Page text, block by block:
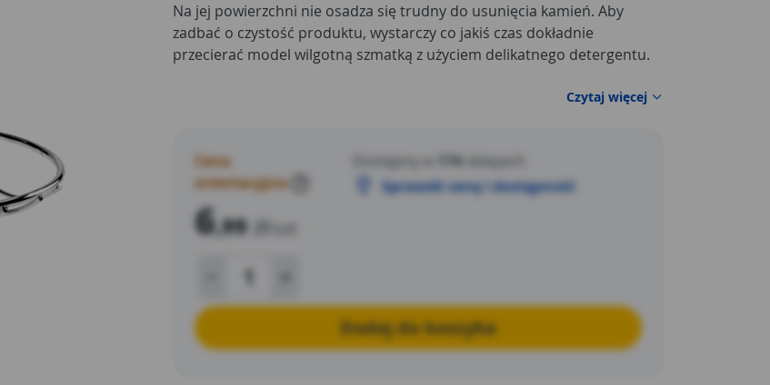
Na jej powierzchni nie osadza się trudny do usunięcia kamień. Aby
zadbać o czystość produktu, wystarczy co jakiś czas dokładnie
przecierać model wilgotną szmatką z użyciem delikatnego detergentu.
Czytaj więcej
Cena
orientacyjna
6,99 zł /szt
Dostępny w 174
sklepach
Sprawdź cenę i dostępność
Dodaj do koszyka